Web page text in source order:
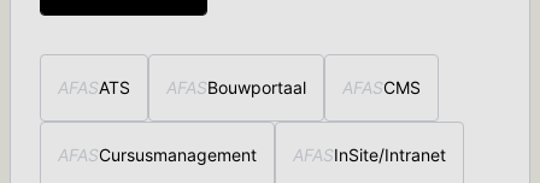
AFASATS AFASBouwportaal AFASCMS
AFASCursusmanagement AFASInSite/Intranet